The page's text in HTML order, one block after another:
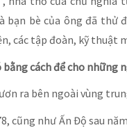
bạn bè của ông đã thử
các tập đoàn, kỹ thuật
cách để cho
ra bên ngoài vùng
cũng như Ấn Độ sau